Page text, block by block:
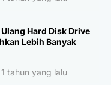
Hard Disk Drive
Lebih Banyak
1 tahun yang lalu